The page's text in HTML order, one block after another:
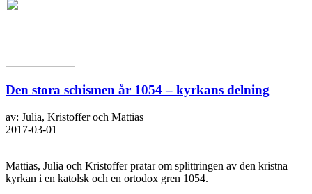
Den stora schismen år 1054 – kyrkans delning
av: Julia, Kristoffer och Mattias
2017-03-01
Mattias, Julia och Kristoffer pratar om splittringen av den kristna
kyrkan i en katolsk och en ortodox gren 1054.